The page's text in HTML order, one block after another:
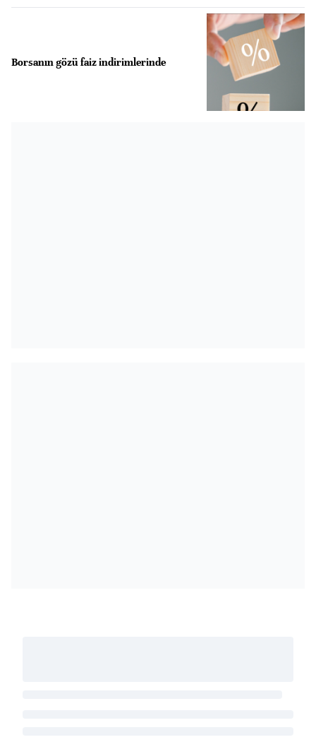
Borsanın gözü faiz indirimlerinde